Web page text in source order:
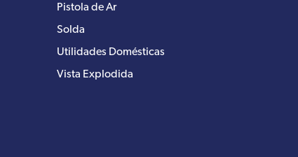
Pistola de Ar
Solda
Utilidades Domésticas
Vista Explodida